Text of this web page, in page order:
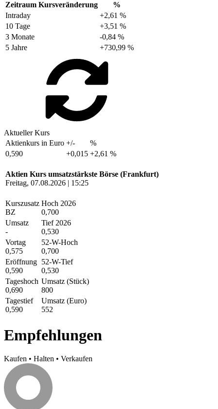
Zeitraum Kursveränderung
%
Intraday
+2,61 %
10 Tage
+3,51 %
3 Monate
-0,84 %
5 Jahre
+730,99 %
Aktueller Kurs
Aktienkurs in Euro +/-
%
0,590
+0,015 +2,61 %
Aktien Kurs umsatzstärkste Börse (Frankfurt)
Freitag, 07.08.2026 | 15:25
Kurszusatz
BZ
Hoch 2026
0,700
Umsatz
-
Tief 2026
0,530
Vortag
0,575
52-W-Hoch
0,700
Eröffnung
0,590
52-W-Tief
0,530
Tageshoch
0,690
Umsatz (Stück)
800
Tagestief
0,590
Umsatz (Euro)
552
Empfehlungen
Kaufen • Halten • Verkaufen